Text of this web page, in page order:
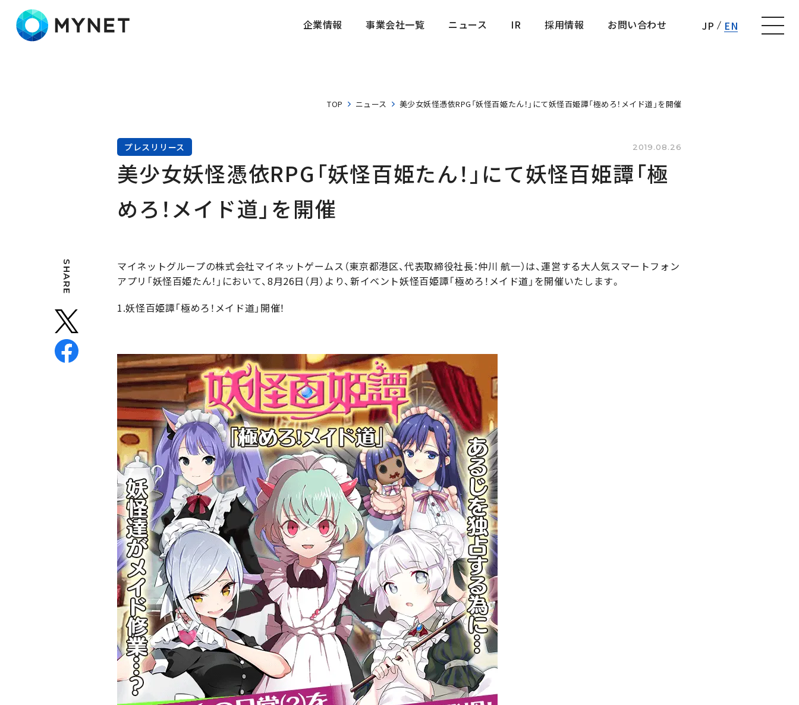
企業情報
事業会社一覧
ニュース
IR
採用情報
お問い合わせ
JP EN
TOP ニュース 美少女妖怪憑依RPG「妖怪百姫たん！」にて妖怪百姫譚「極めろ！メイド道」を開催
プレスリリース 2019.08.26
美少女妖怪憑依RPG「妖怪百姫たん！」にて妖怪百姫譚「極
めろ！メイド道」を開催
SHARE
マイネットグループの株式会社マイネットゲームス（東京都港区、代表取締役社長：仲川 航一）は、運営する大人気スマートフォン
アプリ「妖怪百姫たん！」において、8月26日（月）より、新イベント妖怪百姫譚「極めろ！メイド道」を開催いたします。
1.妖怪百姫譚「極めろ！メイド道」開催！